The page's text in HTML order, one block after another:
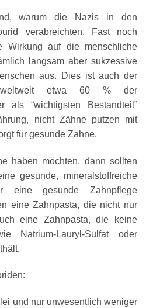
warum die Nazis in den
verabreichten. Fast noch
Wirkung auf die menschliche
langsam aber sukzessive
aus. Dies ist auch der
etwa 60 % der
als “wichtigsten Bestandteil”
nicht Zähne putzen mit
für gesunde Zähne.
haben möchten, dann sollten
gesunde, mineralstoffreiche
eine gesunde Zahnpflege
eine Zahnpasta, die nicht nur
eine Zahnpasta, die keine
Natrium-Lauryl-Sulfat oder
und nur unwesentlich weniger